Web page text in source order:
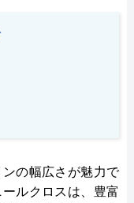
の幅広さが魅力で
ルクロスは、豊富